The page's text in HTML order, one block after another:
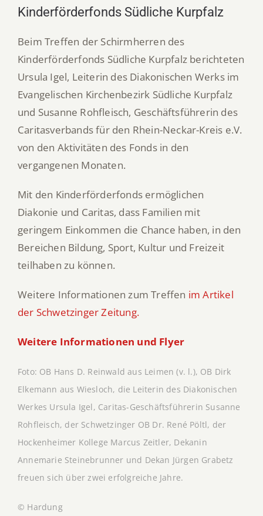
Kinderförderfonds Südliche Kurpfalz
Beim Treffen der Schirmherren des
Kinderförderfonds Südliche Kurpfalz berichteten
Ursula Igel, Leiterin des Diakonischen Werks im
Evangelischen Kirchenbezirk Südliche Kurpfalz
und Susanne Rohfleisch, Geschäftsführerin des
Caritasverbands für den Rhein-Neckar-Kreis e.V.
von den Aktivitäten des Fonds in den
vergangenen Monaten.
Mit den Kinderförderfonds ermöglichen
Diakonie und Caritas, dass Familien mit
geringem Einkommen die Chance haben, in den
Bereichen Bildung, Sport, Kultur und Freizeit
teilhaben zu können.
Weitere Informationen zum Treffen im Artikel
der Schwetzinger Zeitung.
Weitere Informationen und Flyer
Foto: OB Hans D. Reinwald aus Leimen (v. l.), OB Dirk
Elkemann aus Wiesloch, die Leiterin des Diakonischen
Werkes Ursula Igel, Caritas-Geschäftsführerin Susanne
Rohfleisch, der Schwetzinger OB Dr. René Pöltl, der
Hockenheimer Kollege Marcus Zeitler, Dekanin
Annemarie Steinebrunner und Dekan Jürgen Grabetz
freuen sich über zwei erfolgreiche Jahre.
© Hardung